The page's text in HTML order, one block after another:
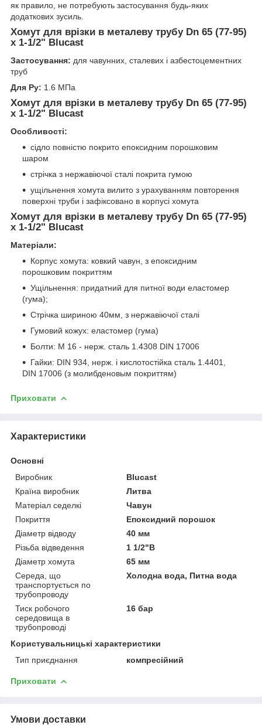
як правило, не потребують застосування будь-яких
додаткових зусиль.
Хомут для врізки в металеву трубу Dn 65 (77-95)
х 1-1/2" Blucast
Застосування: для чавунних, сталевих і азбестоцементних
труб
Для Ру: 1.6 МПа
Хомут для врізки в металеву трубу Dn 65 (77-95)
х 1-1/2" Blucast
Особливості:
сідло повністю покрито епоксидним порошковим
шаром
стрічка з нержавіючої сталі покрита гумою
ущільнення хомута вилито з урахуванням повторення
поверхні труби і зафіксовано в корпусі хомута
Хомут для врізки в металеву трубу Dn 65 (77-95)
х 1-1/2" Blucast
Матеріали:
Корпус хомута: ковкий чавун, з епоксидним
порошковим покриттям
Ущільнення: придатний для питної води еластомер
(гума);
Стрічка шириною 40мм, з нержавіючої сталі
Гумовий кожух: еластомер (гума)
Болти: М 16 - нерж. сталь 1.4308 DIN 17006
Гайки: DIN 934, нерж. і кислотостійка сталь 1.4401,
DIN 17006 (з молибденовым покриттям)
Приховати
Характеристики
Основні
Виробник
Blucast
Країна виробник
Литва
Матеріал седелкі
Чавун
Покриття
Епоксидний порошок
Діаметр відводу
40 мм
Різьба відведення
1 1/2"В
Діаметр хомута
65 мм
Середа, що
транспортується по
трубопроводу
Холодна вода, Питна вода
Тиск робочого
середовища в
трубопроводі
16 бар
Користувальницькі характеристики
Тип приєднання
компресійний
Приховати
Умови доставки